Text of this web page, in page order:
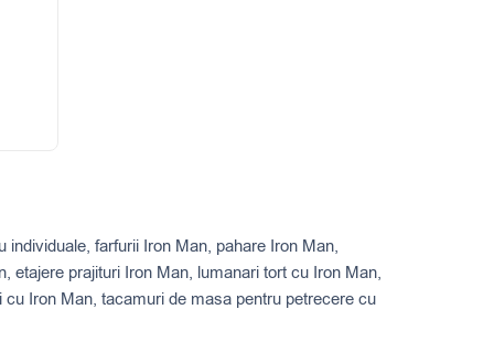
farfurii Iron Man, pahare Iron Man,
etajere prajituri Iron Man, lumanari tort cu Iron Man,
Iron Man, tacamuri de masa pentru petrecere cu